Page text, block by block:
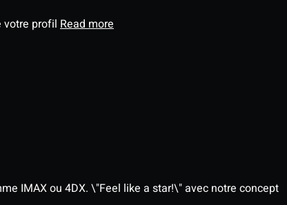
votre profil Read more
IMAX ou 4DX. \"Feel like a star!\" avec notre concept